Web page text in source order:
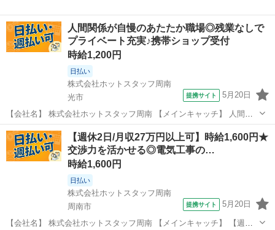
人間関係が自慢のあたたか職場◎残業なしで
プライベート充実♪携帯ショップ受付
時給1,200円
日払い
株式会社ホットスタッフ周南
光市
提携サイト 5月20日
【会社名】 株式会社ホットスタッフ周南 【メインキャッチ】 人間関
係が自慢のあたたか職場◎残業なしでプライベート充実♪携帯ショップ
受付 【お仕事内容】 携帯ショップのカウンター受付と接客案内の オ
シゴトをおねがいします！...
山口 光市 その他
【週休2日/月収27万円以上可】時給1,600円★
交渉力を活かせる◎電気工事の…
時給1,600円
日払い
株式会社ホットスタッフ周南
周南市
提携サイト 5月20日
【会社名】 株式会社ホットスタッフ周南 【メインキャッチ】 【週休2